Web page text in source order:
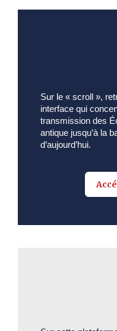
Sur le « scroll »,
interface qui
transmission des
antique jusqu’à la
d’aujourd’hui.